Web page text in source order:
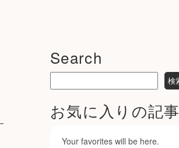
Search
お気に入りの記事
Your favorites will be here.